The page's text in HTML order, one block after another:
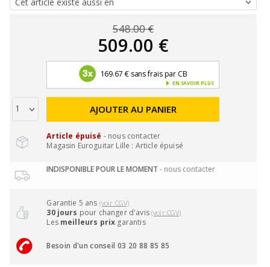
548.00 €
509.00 €
169.67 € sans frais par CB
EN SAVOIR PLUS
AJOUTER AU PANIER
Article épuisé - nous contacter
Magasin Euroguitar Lille : Article épuisé
INDISPONIBLE POUR LE MOMENT - nous contacter
Garantie 5 ans (voir CGV)
30 jours pour changer d'avis(voir CGV)
Les meilleurs prix garantis
Besoin d'un conseil 03 20 88 85 85